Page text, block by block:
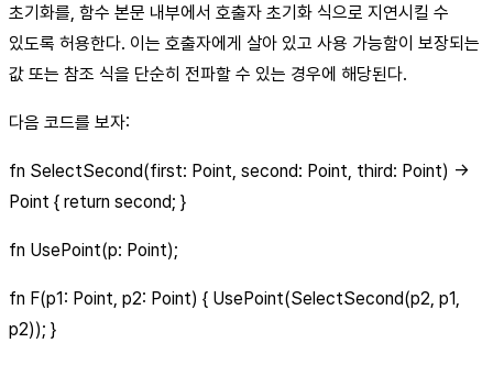
초기화를, 함수 본문 내부에서 호출자 초기화 식으로 지연시킬 수
있도록 허용한다. 이는 호출자에게 살아 있고 사용 가능함이 보장되는
값 또는 참조 식을 단순히 전파할 수 있는 경우에 해당된다.
다음 코드를 보자:
fn SelectSecond(first: Point, second: Point, third: Point) ->
Point { return second; }
fn UsePoint(p: Point);
fn F(p1: Point, p2: Point) { UsePoint(SelectSecond(p2, p1,
p2)); }